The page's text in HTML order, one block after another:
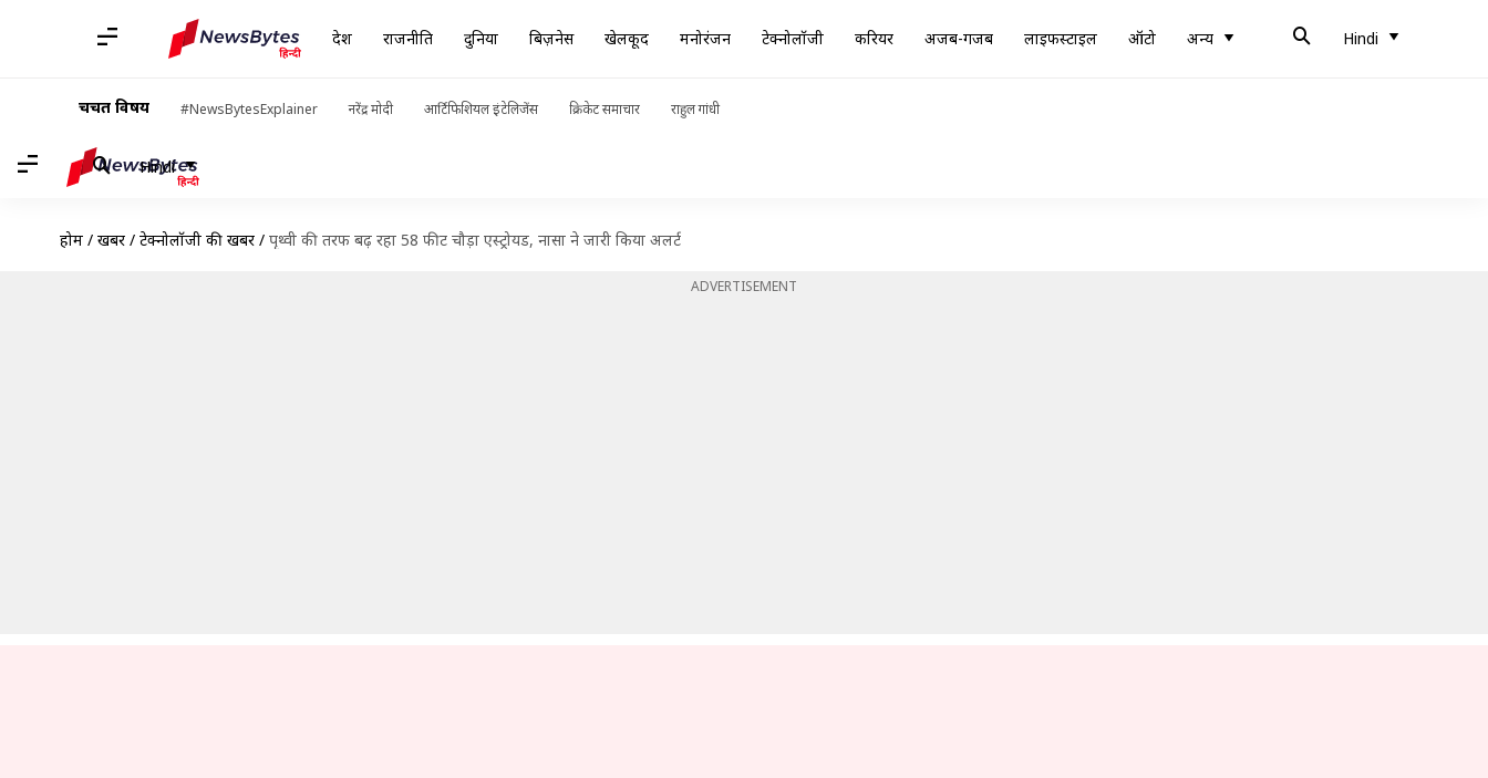
देश राजनीति दुनिया बिज़नेस खेलकूद मनोरंजन टेक्नोलॉजी करियर अजब-गजब लाइफस्टाइल ऑटो अन्य Hindi
चर्चित विषय #NewsBytesExplainer नरेंद्र मोदी आर्टिफिशियल इंटेलिजेंस क्रिकेट समाचार राहुल गांधी
Hindi
होम / खबरें / टेक्नोलॉजी की खबरें / पृथ्वी की तरफ बढ़ रहा 58 फीट चौड़ा एस्ट्रोयड, नासा ने जारी किया अलर्ट
ADVERTISEMENT